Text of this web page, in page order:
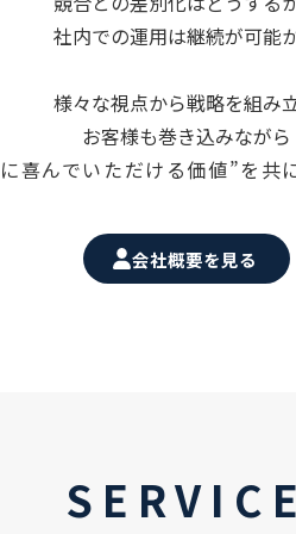
社内での運用は継続が可能
様々な視点から戦略を組み
お客様も巻き込みながら
喜んでいただける価値”を共
会社概要を見る
SERVICE